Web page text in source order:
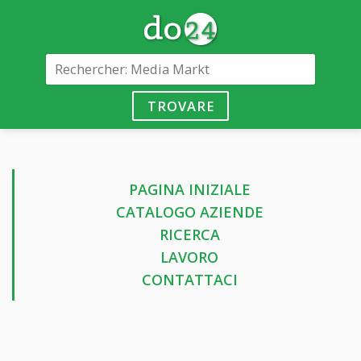
TROVARE
PAGINA INIZIALE
CATALOGO AZIENDE
RICERCA
LAVORO
CONTATTACI